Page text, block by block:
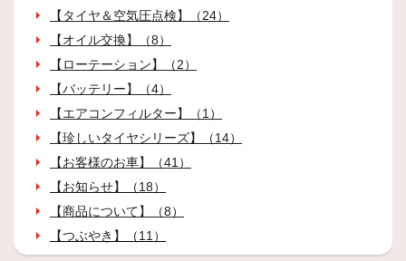
【タイヤ＆空気圧点検】（24）
【オイル交換】（8）
【ローテーション】（2）
【バッテリー】（4）
【エアコンフィルター】（1）
【珍しいタイヤシリーズ】（14）
【お客様のお車】（41）
【お知らせ】（18）
【商品について】（8）
【つぶやき】（11）